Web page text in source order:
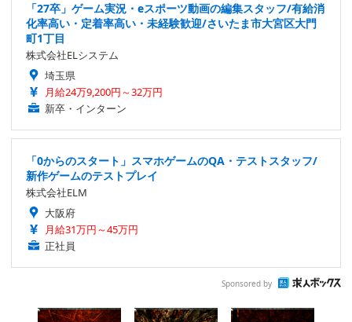
「27卒」ゲーム実況・eスポーツ動画の編集スタッフ/有給消
化率高い・定着率高い・未経験歓迎/さいたま市大宮区大門
町1丁目
株式会社ELシステム
埼玉県
月給24万9,200円～32万円
新卒・インターン
「0からのスタート」スマホゲームのQA・テストスタッフ/
新作ゲームのテストプレイ
株式会社ELM
大阪府
月給31万円～45万円
正社員
Sponsored by